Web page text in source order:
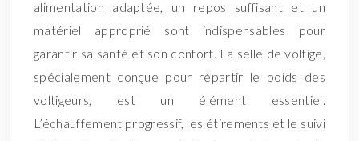
alimentation adaptée, un repos suffisant et un
matériel approprié sont indispensables pour
garantir sa santé et son confort. La selle de voltige,
spécialement conçue pour répartir le poids des
voltigeurs, est un élément essentiel.
L’échauffement progressif, les étirements et le suivi